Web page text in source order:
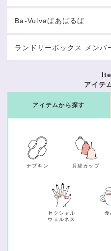
Ba-Vulvaばあばるば
ランドリーボックス メンバ
アイテ
アイテムから探す
ナプキン 月経カップ
セクシャル
ウェルネス
食